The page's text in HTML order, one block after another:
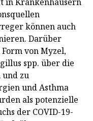
können auch
Darüber
von Myzel,
spp. über die
zu
und Asthma
als potenzielle
der COVID-19-